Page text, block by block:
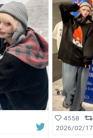
4558
2026/02/17